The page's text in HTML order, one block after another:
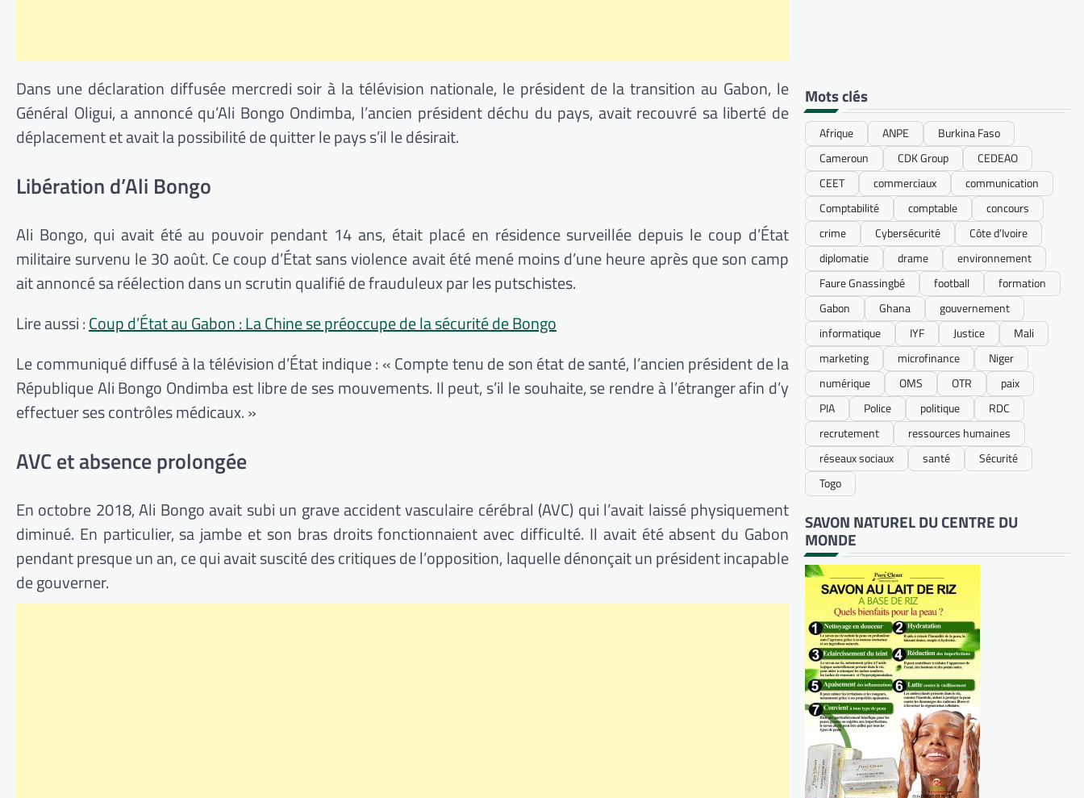
Dans une déclaration diffusée mercredi soir à la télévision nationale, le président de la transition au Gabon, le
Général Oligui, a annoncé qu’Ali Bongo Ondimba, l’ancien président déchu du pays, avait recouvré sa liberté de
déplacement et avait la possibilité de quitter le pays s’il le désirait.
Libération d’Ali Bongo
Ali Bongo, qui avait été au pouvoir pendant 14 ans, était placé en résidence surveillée depuis le coup d’État
militaire survenu le 30 août. Ce coup d’État sans violence avait été mené moins d’une heure après que son camp
ait annoncé sa réélection dans un scrutin qualifié de frauduleux par les putschistes.
Lire aussi :Coup d’État au Gabon : La Chine se préoccupe de la sécurité de Bongo
Le communiqué diffusé à la télévision d’État indique : « Compte tenu de son état de santé, l’ancien président de la
République Ali Bongo Ondimba est libre de ses mouvements. Il peut, s’il le souhaite, se rendre à l’étranger afin d’y
effectuer ses contrôles médicaux. »
AVC et absence prolongée
En octobre 2018, Ali Bongo avait subi un grave accident vasculaire cérébral (AVC) qui l’avait laissé physiquement
diminué. En particulier, sa jambe et son bras droits fonctionnaient avec difficulté. Il avait été absent du Gabon
pendant presque un an, ce qui avait suscité des critiques de l’opposition, laquelle dénonçait un président incapable
de gouverner.
Mots clés
Afrique ANPE
Burkina Faso
Cameroun
CDK Group
CEDEAO
CEET
commerciaux
communication
Comptabilité
comptable
concours
crime
Cybersécurité
Côte d’Ivoire
diplomatie
drame
environnement
Faure Gnassingbé
football
formation
Gabon
Ghana
gouvernement
informatique
IYF Justice
Mali
marketing
microfinance
Niger
numérique
OMS OTR
paix
PIA
Police politique
RDC
recrutement
ressources humaines
réseaux sociaux
santé
Sécurité
Togo
SAVON NATUREL DU CENTRE DU
MONDE